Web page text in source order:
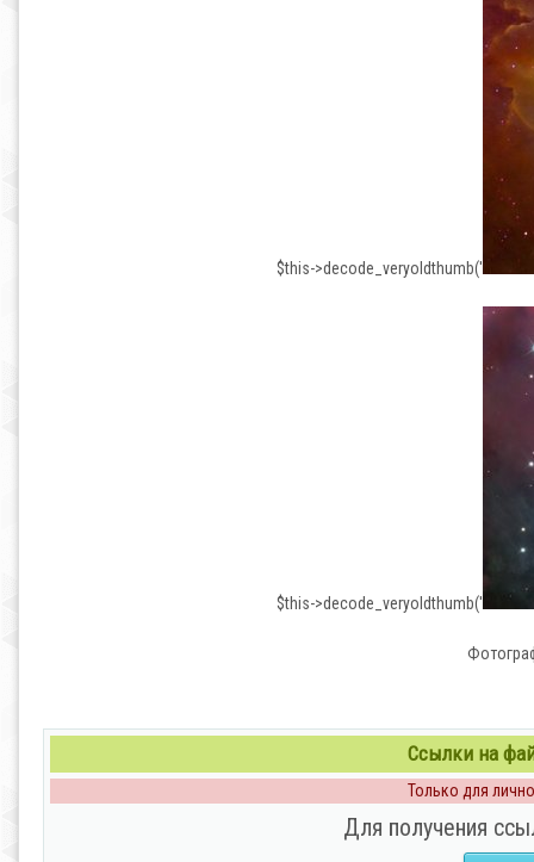
$this->decode_veryoldthumb('
$this->decode_veryoldthumb('
Ссылки на
Только для
Для получения